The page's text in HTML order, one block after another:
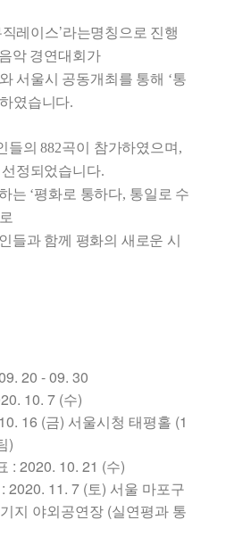
레이스’라는명칭으로 진행
악 경연대회가
서울시 공동개최를 통해 ‘통
였습니다.
들의882곡이 참가하였으며,
정되었습니다.
는 ‘평화로 통하다, 통일로 수
들과 함께 평화의 새로운 시
20 - 09. 30
10. 7 (수)
16 (금) 서울시청 태평홀 (1
)
: 2020. 10. 21 (수)
2020. 11. 7 (토) 서울 마포구
지 야외공연장 (실연평과 통